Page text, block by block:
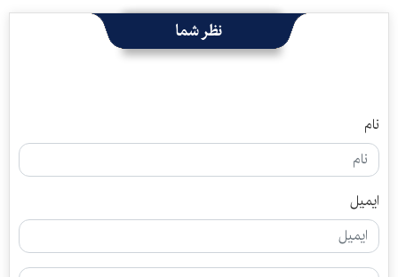
نظر شما
نام
ایمیل